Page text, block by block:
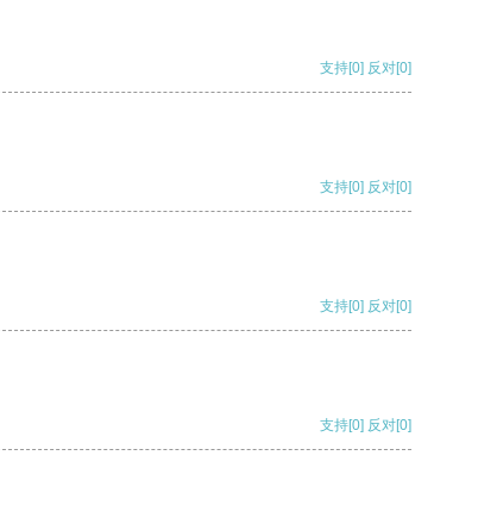
支持[0] 反对[0]
支持[0] 反对[0]
支持[0] 反对[0]
支持[0] 反对[0]